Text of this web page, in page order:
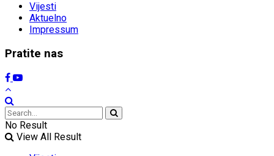
Vijesti
Aktuelno
Impressum
Pratite nas
No Result
View All Result